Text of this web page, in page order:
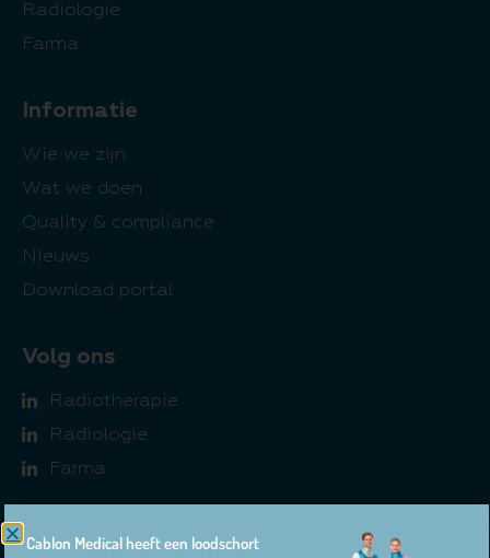
Radiologie
Farma
Informatie
Wie we zijn
Wat we doen
Quality & compliance
Nieuws
Download portal
Volg ons
Radiotherapie
Radiologie
Farma
© 2026 Cablon Medical
Cablon Medical heeft een loodschort